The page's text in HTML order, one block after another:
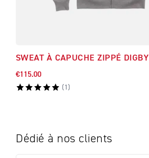
SWEAT À CAPUCHE ZIPPÉ DIGBY
€115.00
( 1 )
Dédié à nos clients